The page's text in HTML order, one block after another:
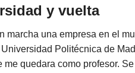
y vuelta
marcha una empresa en el
Politécnica de
quedara como profesor.